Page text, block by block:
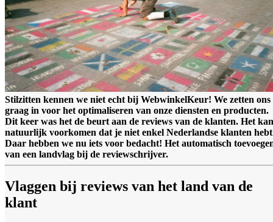
Stilzitten kennen we niet echt bij WebwinkelKeur! We zetten ons
graag in voor het optimaliseren van onze diensten en producten.
Dit keer was het de beurt aan de reviews van de klanten. Het kan
natuurlijk voorkomen dat je niet enkel Nederlandse klanten
Daar hebben we nu iets voor bedacht! Het automatisch
van een landvlag bij de reviewschrijver.
Vlaggen bij reviews van het land van de
klant